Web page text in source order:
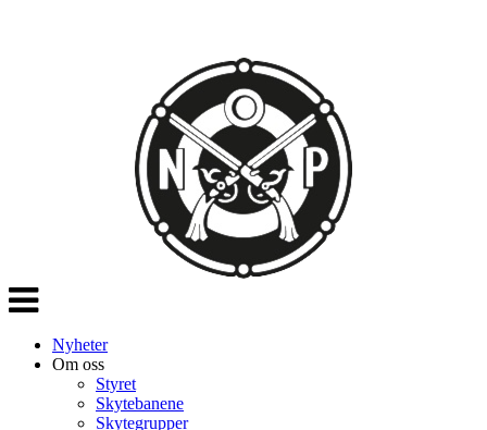
Veksle
navigasjon
Nyheter
Om oss
Styret
Skytebanene
Skytegrupper